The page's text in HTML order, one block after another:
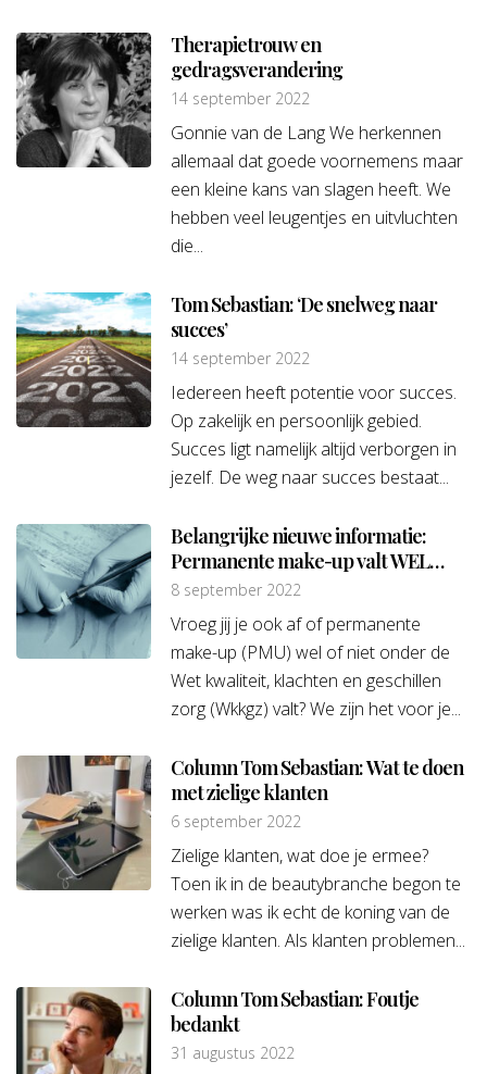
Therapietrouw en
gedragsverandering
14 september 2022
Gonnie van de Lang We herkennen
allemaal dat goede voornemens maar
een kleine kans van slagen heeft. We
hebben veel leugentjes en uitvluchten
die...
Tom Sebastian: ‘De snelweg naar
succes’
14 september 2022
Iedereen heeft potentie voor succes.
Op zakelijk en persoonlijk gebied.
Succes ligt namelijk altijd verborgen in
jezelf. De weg naar succes bestaat...
Belangrijke nieuwe informatie:
Permanente make-up valt WEL
onder de Wkkgz
8 september 2022
Vroeg jij je ook af of permanente
make-up (PMU) wel of niet onder de
Wet kwaliteit, klachten en geschillen
zorg (Wkkgz) valt? We zijn het voor je...
Column Tom Sebastian: Wat te doen
met zielige klanten
6 september 2022
Zielige klanten, wat doe je ermee?
Toen ik in de beautybranche begon te
werken was ik echt de koning van de
zielige klanten. Als klanten problemen...
Column Tom Sebastian: Foutje
bedankt
31 augustus 2022